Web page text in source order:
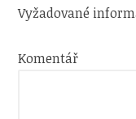
Vyžadované
Komentář